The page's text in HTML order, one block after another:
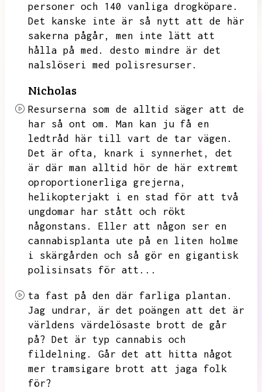
personer och 140 vanliga drogköpare.
Det kanske inte är så nytt att de här
sakerna pågår,
men inte lätt att
hålla på med.
desto mindre är det
nalslöseri med polisresurser.
Nicholas
Resurserna som de alltid säger att de
har så ont om.
Man kan ju få en
ledtråd här till vart de tar vägen.
Det är ofta,
knark i synnerhet,
det
är där man alltid hör de här extremt
oproportionerliga grejerna,
helikopterjakt i en stad för att två
ungdomar har stått och rökt
någonstans.
Eller att någon ser en
cannabisplanta ute på en liten holme
i skärgården och så gör en gigantisk
polisinsats för att...
ta fast på den där farliga plantan.
Jag undrar,
är det poängen att det är
världens värdelösaste brott de går
på? Det är typ cannabis och
fildelning.
Går det att hitta något
mer tramsigare brott att jaga folk
för?